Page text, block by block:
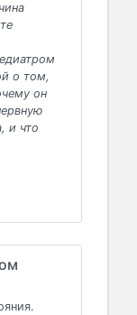
о том,
он
и что